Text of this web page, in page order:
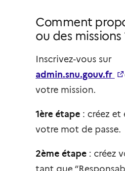
Comment
ou des missions
Inscrivez-vous sur
admin.snu.gouv.fr
votre mission.
1ère étape : créez et
votre mot de passe.
2ème étape : créez